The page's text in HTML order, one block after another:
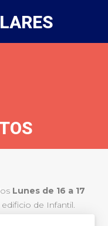
Lunes de 16 a 17
de Infantil.